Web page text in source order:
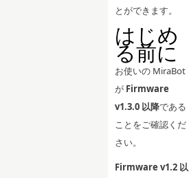
とができます。
はじめ
る前に
お使いの MiraBot
が Firmware
v1.3.0 以降である
ことをご確認くだ
さい。
Firmware v1.2 以